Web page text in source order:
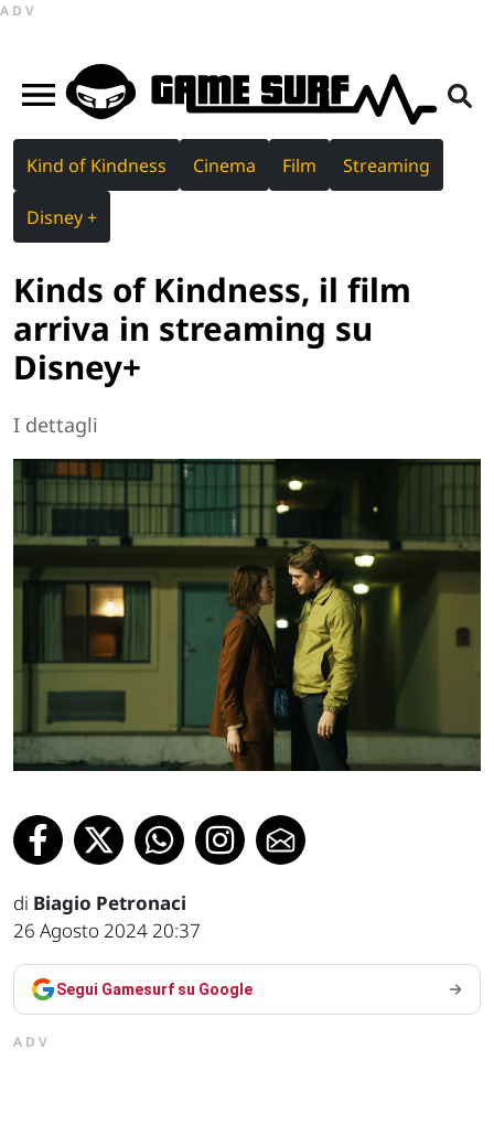
ADV
Kind of Kindness Cinema Film Streaming
Disney +
Kinds of Kindness, il film
arriva in streaming su
Disney+
I dettagli
di Biagio Petronaci
26 Agosto 2024 20:37
Segui Gamesurf su Google
ADV